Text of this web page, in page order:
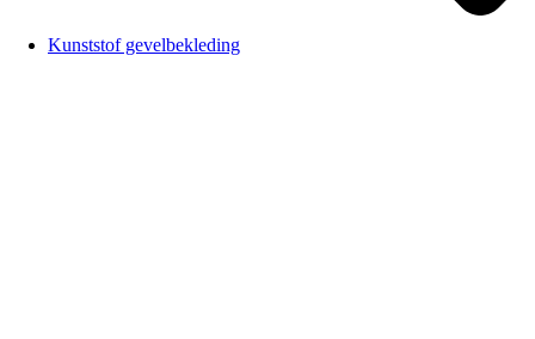
Kunststof gevelbekleding